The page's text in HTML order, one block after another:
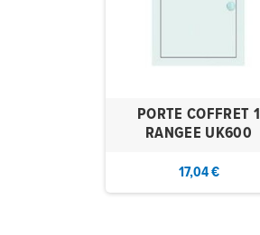
PORTE COFFRET 1
RANGEE UK600
17,04 €